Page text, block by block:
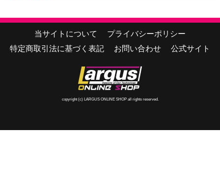
当サイトについて
プライバシーポリシー
特定商取引法に基づく表記
お問い合わせ 公式サイト
copyright (c) LARGUS ONLINE SHOP all rights reserved.